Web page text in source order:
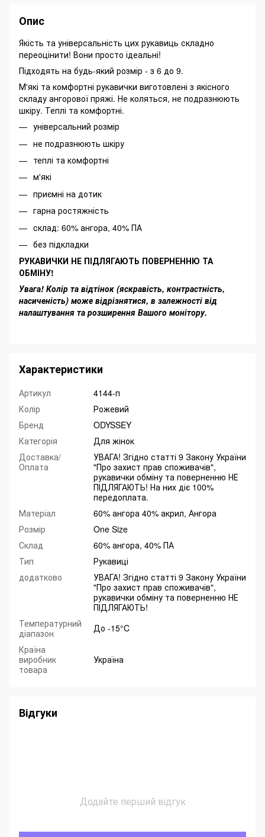
Опис
Якість та універсальність цих рукавиць складно
переоцінити! Вони просто ідеальні!
Підходять на будь-який розмір - з 6 до 9.
М'які та комфортні рукавички виготовлені з якісного
складу ангорової пряжі. Не коляться, не подразнюють
шкіру. Теплі та комфортні.
універсальний розмір
не подразнюють шкіру
теплі та комфортні
м'які
приємні на дотик
гарна ростяжність
склад: 60% ангора, 40% ПА
без підкладки
РУКАВИЧКИ НЕ ПІДЛЯГАЮТЬ ПОВЕРНЕННЮ ТА
ОБМІНУ!
Увага! Колір та відтінок (яскравість, контрастність,
насиченість) може відрізнятися, в залежності від
налаштування та розширення Вашого монітору.
Характеристики
Артикул
4144-п
Колір
Рожевий
Бренд
ODYSSEY
Категорія
Для жінок
Доставка/
Оплата
УВАГА! Згідно статті 9 Закону України
"Про захист прав споживачів",
рукавички обміну та поверненню НЕ
ПІДЛЯГАЮТЬ! На них діє 100%
передоплата.
Матеріал
60% ангора 40% акрил, Ангора
Розмір
One Size
Склад
60% ангора, 40% ПА
Тип
Рукавиці
додатково
УВАГА! Згідно статті 9 Закону України
"Про захист прав споживачів",
рукавички обміну та поверненню НЕ
ПІДЛЯГАЮТЬ!
Температурний
діапазон
До -15°C
Країна
виробник
товара
Україна
Відгуки
Додайте перший відгук